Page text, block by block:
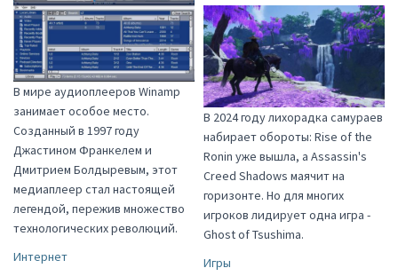
В мире аудиоплееров Winamp
занимает особое место.
Созданный в 1997 году
Джастином Франкелем и
Дмитрием Болдыревым, этот
медиаплеер стал настоящей
легендой, пережив множество
технологических революций.
Интернет
В 2024 году лихорадка самураев
набирает обороты: Rise of the
Ronin уже вышла, а Assassin's
Creed Shadows маячит на
горизонте. Но для многих
игроков лидирует одна игра -
Ghost of Tsushima.
Игры